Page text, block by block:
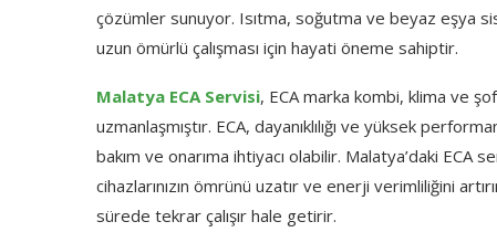
çözümler sunuyor. Isıtma, soğutma ve beyaz eşya
uzun ömürlü çalışması için hayati öneme sahiptir.
Malatya ECA Servisi, ECA marka kombi, klima ve
uzmanlaşmıştır. ECA, dayanıklılığı ve yüksek
bakım ve onarıma ihtiyacı olabilir. Malatya’daki ECA
cihazlarınızın ömrünü uzatır ve enerji verimliliğini
sürede tekrar çalışır hale getirir.